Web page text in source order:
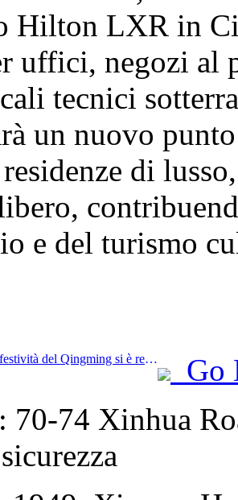
Hilton LXR in
uffici, negozi al
tecnici
un nuovo
di
e del turismo
Prev:Durante le festività del Qingming si è registrato un aumento dei viaggi dovuto alle lunghe ferie, con gite e visite ai fiori che hanno portato a un aumento del numero di visitatori in molte città.
Go
70-74 Xinhua